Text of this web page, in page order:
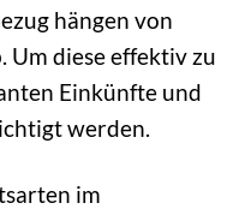
hängen von
Um diese effektiv zu
Einkünfte und
werden.
im